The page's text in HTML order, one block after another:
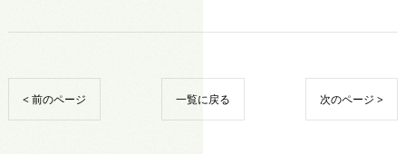
< 前のページ 一覧に戻る 次のページ >